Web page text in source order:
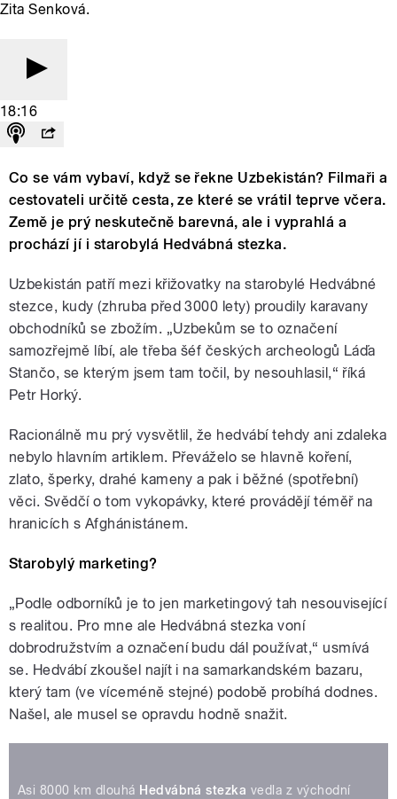
Zita Senková.
18:16
Co se vám vybaví, když se řekne Uzbekistán? Filmaři a
cestovateli určitě cesta, ze které se vrátil teprve včera.
Země je prý neskutečně barevná, ale i vyprahlá a
prochází jí i starobylá Hedvábná stezka.
Uzbekistán patří mezi křižovatky na starobylé Hedvábné
stezce, kudy (zhruba před 3000 lety) proudily karavany
obchodníků se zbožím. „Uzbekům se to označení
samozřejmě líbí, ale třeba šéf českých archeologů Láďa
Stančo, se kterým jsem tam točil, by nesouhlasil,“ říká
Petr Horký.
Racionálně mu prý vysvětlil, že hedvábí tehdy ani zdaleka
nebylo hlavním artiklem. Převáželo se hlavně koření,
zlato, šperky, drahé kameny a pak i běžné (spotřební)
věci. Svědčí o tom vykopávky, které provádějí téměř na
hranicích s Afghánistánem.
Starobylý marketing?
„Podle odborníků je to jen marketingový tah nesouvisející
s realitou. Pro mne ale Hedvábná stezka voní
dobrodružstvím a označení budu dál používat,“ usmívá
se. Hedvábí zkoušel najít i na samarkandském bazaru,
který tam (ve víceméně stejné) podobě probíhá dodnes.
Našel, ale musel se opravdu hodně snažit.
Asi 8000 km dlouhá Hedvábná stezka vedla z východní